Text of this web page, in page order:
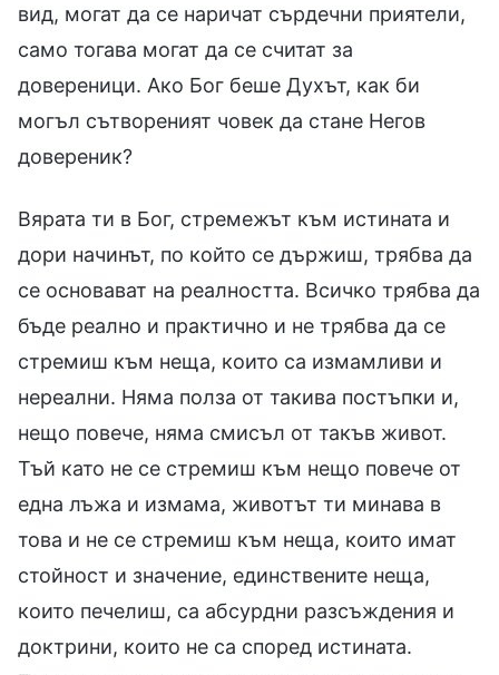
вид, могат да се наричат сърдечни приятели,
само тогава могат да се считат за
довереници. Ако Бог беше Духът, как би
могъл сътвореният човек да стане Негов
довереник?
Вярата ти в Бог, стремежът към истината и
дори начинът, по който се държиш, трябва да
се основават на реалността. Всичко трябва да
бъде реално и практично и не трябва да се
стремиш към неща, които са измамливи и
нереални. Няма полза от такива постъпки и,
нещо повече, няма смисъл от такъв живот.
Тъй като не се стремиш към нещо повече от
една лъжа и измама, животът ти минава в
това и не се стремиш към неща, които имат
стойност и значение, единствените неща,
които печелиш, са абсурдни разсъждения и
доктрини, които не са според истината.